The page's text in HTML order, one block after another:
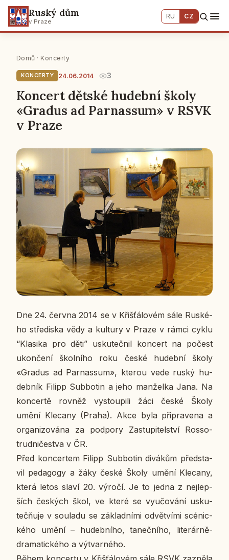
Ruský dům
v Praze
RU CZ
Domů · Koncerty
KONCERTY 24.06.2014 3
Koncert dětské hudební školy
«Gradus ad Parnassum» v RSVK
v Praze
Dne 24. června 2014 se v Křiš­ťá­lo­vém sále Rus­ké­
ho stře­dis­ka vědy a kul­tu­ry v Praze v rámci cyklu
“Kla­si­ka pro děti” usku­teč­nil kon­cert na počest
ukon­če­ní škol­ní­ho roku české hu­deb­ní školy
«Gradus ad Par­na­ssum», kterou vede ruský hu­
deb­ník Filipp Sub­bo­tin a jeho man­žel­ka Jana. Na
kon­cer­tě rovněž vy­stou­pi­li žáci české Školy
umění Kle­ca­ny (Praha). Akce byla při­pra­ve­na a
or­ga­ni­zo­vá­na za pod­po­ry Za­stu­pi­tel­ství Ros­so­
trud­ni­čestva v ČR.
Před kon­cer­tem Filipp Sub­bo­tin di­vá­kům před­sta­
vil pe­da­go­gy a žáky české Školy umění Kle­ca­ny,
která letos slaví 20. výročí. Je to jedna z nej­lep­
ších čes­kých škol, ve které se vy­u­čo­vá­ní usku­
teč­ňu­je v sou­la­du se zá­klad­ní­mi od­vět­ví­mi scé­nic­
ké­ho umění – hu­deb­ní­ho, ta­neč­ní­ho, li­te­rár­ně-
dra­ma­tic­ké­ho a vý­tvar­né­ho.